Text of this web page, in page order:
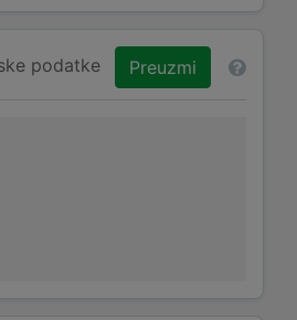
podatke Preuzmi